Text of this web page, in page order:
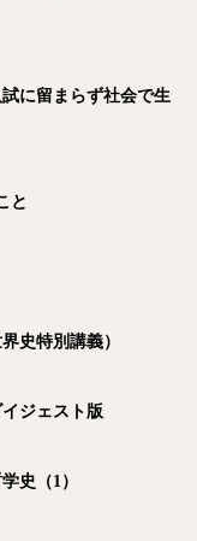
に留まらず社会で生
と
史特別講義）
ジェスト版
史（1）